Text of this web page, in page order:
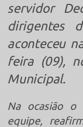
servidor
dirigentes
aconteceu
feira (09),
Municipal.
Na ocasião o
equipe,